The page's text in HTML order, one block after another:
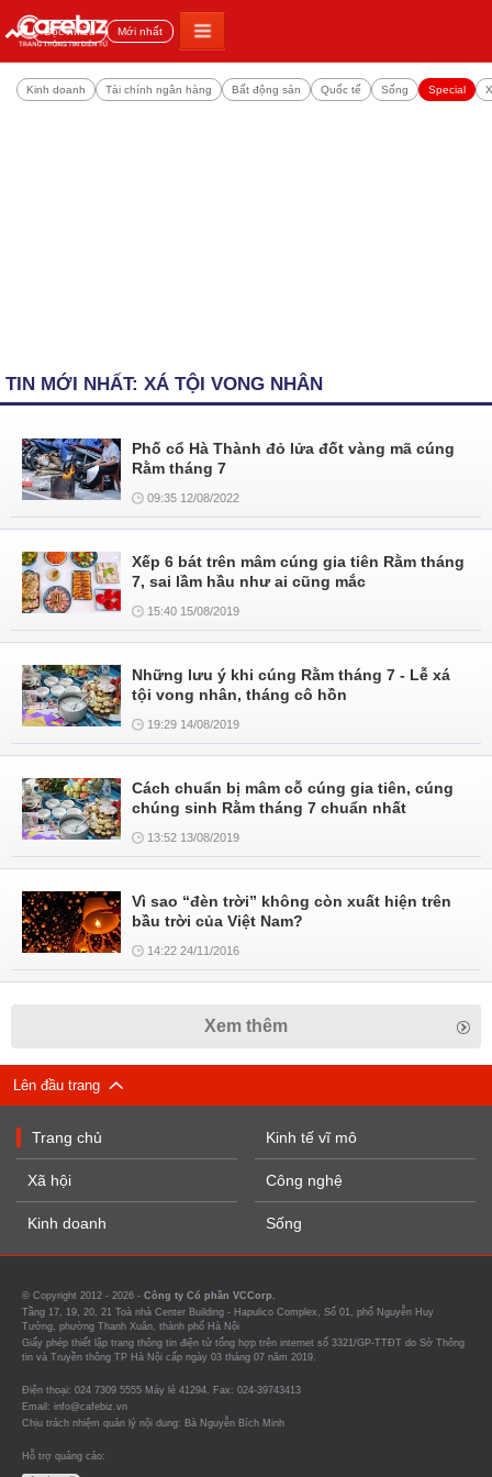
Đọc nhiều Mới nhất
Kinh doanh Tài chính ngân hàng Bất động sản Quốc tế Sống Special
TIN MỚI NHẤT: XÁ TỘI VONG NHÂN
Phố cổ Hà Thành đỏ lửa đốt vàng mã cúng
Rằm tháng 7
09:35 12/08/2022
Xếp 6 bát trên mâm cúng gia tiên Rằm tháng
7, sai lầm hầu như ai cũng mắc
15:40 15/08/2019
Những lưu ý khi cúng Rằm tháng 7 - Lễ xá
tội vong nhân, tháng cô hồn
19:29 14/08/2019
Cách chuẩn bị mâm cỗ cúng gia tiên, cúng
chúng sinh Rằm tháng 7 chuẩn nhất
13:52 13/08/2019
Vì sao “đèn trời” không còn xuất hiện trên
bầu trời của Việt Nam?
14:22 24/11/2016
Xem thêm
Lên đầu trang
Trang chủ
Xã hội
Kinh doanh
Kinh tế vĩ mô
Công nghệ
Sống
© Copyright 2012 - 2026 - Công ty Cổ phần VCCorp.
Tầng 17, 19, 20, 21 Toà nhà Center Building - Hapulico Complex, Số 01, phố Nguyễn Huy
Tưởng, phường Thanh Xuân, thành phố Hà Nội
Giấy phép thiết lập trang thông tin điện tử tổng hợp trên internet số 3321/GP-TTĐT do Sở Thông
tin và Truyền thông TP Hà Nội cấp ngày 03 tháng 07 năm 2019.
Điện thoại: 024 7309 5555 Máy lẻ 41294. Fax: 024-39743413
Email: info@cafebiz.vn
Chịu trách nhiệm quản lý nội dung: Bà Nguyễn Bích Minh
Hỗ trợ quảng cáo: